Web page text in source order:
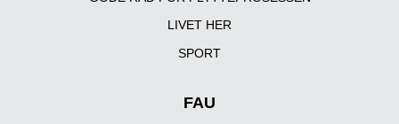
LIVET HER
SPORT
FAU